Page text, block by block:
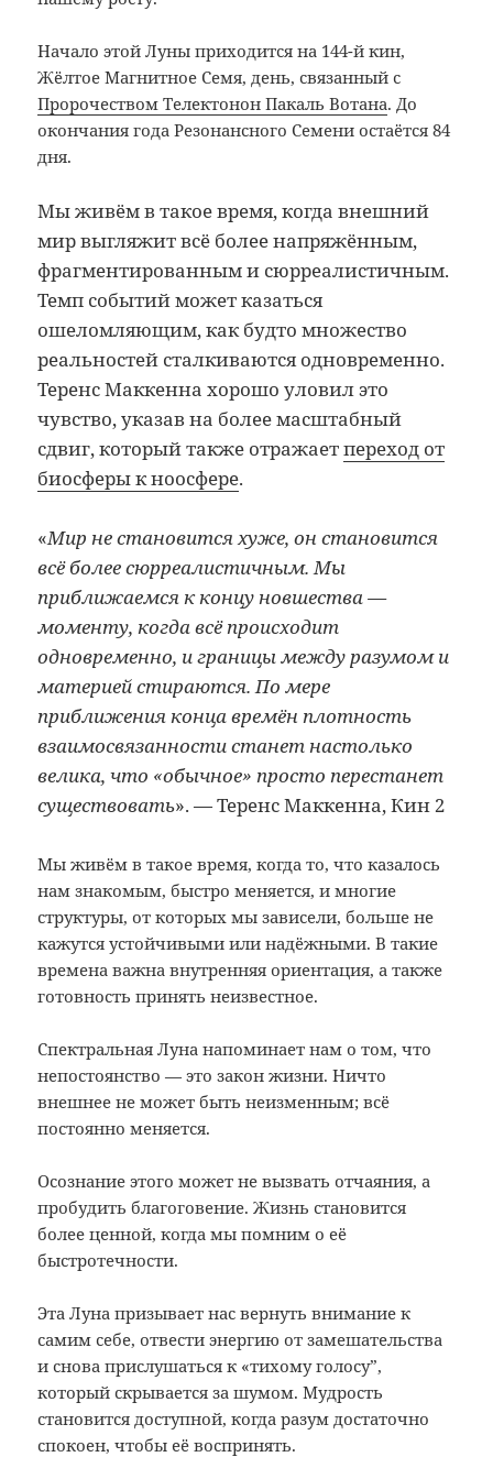
Начало этой Луны приходится на 144-й кин,
Жёлтое Магнитное Семя, день, связанный с
Пророчеством Телектонон Пакаль Вотана. До
окончания года Резонансного Семени остаётся 84
дня.
Мы живём в такое время, когда внешний
мир выгляжит всё более напряжённым,
фрагментированным и сюрреалистичным.
Темп событий может казаться
ошеломляющим, как будто множество
реальностей сталкиваются одновременно.
Теренс Маккенна хорошо уловил это
чувство, указав на более масштабный
сдвиг, который также отражаетпереход от
биосферы к ноосфере.
«Мир не становится хуже, он становится
всё более сюрреалистичным. Мы
приближаемся к концу новшества —
моменту, когда всё происходит
одновременно, и границы между разумом и
материей стираются. По мере
приближения конца времён плотность
взаимосвязанности станет настолько
велика, что «обычное» просто перестанет
существовать». — Теренс Маккенна, Кин 2
Мы живём в такое время, когда то, что казалось
нам знакомым, быстро меняется, и многие
структуры, от которых мы зависели, больше не
кажутся устойчивыми или надёжными. В такие
времена важна внутренняя ориентация, а также
готовность принять неизвестное.
Спектральная Луна напоминает нам о том, что
непостоянство — это закон жизни. Ничто
внешнее не может быть неизменным; всё
постоянно меняется.
Осознание этого может не вызвать отчаяния, а
пробудить благоговение. Жизнь становится
более ценной, когда мы помним о её
быстротечности.
Эта Луна призывает нас вернуть внимание к
самим себе, отвести энергию от замешательства
и снова прислушаться к «тихому голосу”,
который скрывается за шумом. Мудрость
становится доступной, когда разум достаточно
спокоен, чтобы её воспринять.